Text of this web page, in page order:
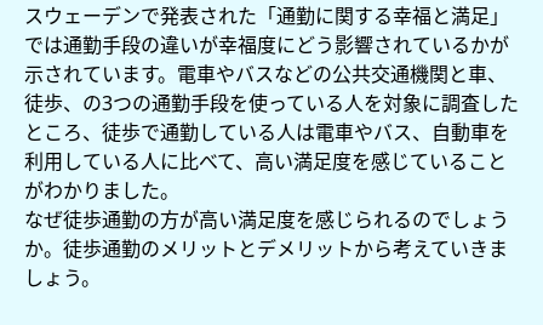
スウェーデンで発表された「通勤に関する幸福と満足」
では通勤手段の違いが幸福度にどう影響されているかが
示されています。電車やバスなどの公共交通機関と車、
徒歩、の3つの通勤手段を使っている人を対象に調査した
ところ、徒歩で通勤している人は電車やバス、自動車を
利用している人に比べて、高い満足度を感じていること
がわかりました。
なぜ徒歩通勤の方が高い満足度を感じられるのでしょう
か。徒歩通勤のメリットとデメリットから考えていきま
しょう。